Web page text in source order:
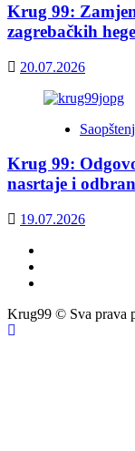
Krug 99:
zagrebačkih
20.07.2026
Krug 99:
nasrtaje i
19.07.2026
Krug99 © Sva prava